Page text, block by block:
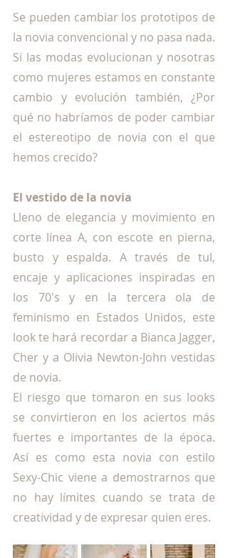
Se pueden cambiar los prototipos de
la novia convencional y no pasa nada.
Si las modas evolucionan y nosotras
como mujeres estamos en constante
cambio y evolución también, ¿Por
qué no habríamos de poder cambiar
el estereotipo de novia con el que
hemos crecido?
El vestido de la novia
Lleno de elegancia y movimiento en
corte línea A, con escote en pierna,
busto y espalda. A través de tul,
encaje y aplicaciones inspiradas en
los 70's y en la tercera ola de
feminismo en Estados Unidos, este
look te hará recordar a Bianca Jagger,
Cher y a Olivia Newton-John vestidas
de novia.
El riesgo que tomaron en sus looks
se convirtieron en los aciertos más
fuertes e importantes de la época.
Así es como esta novia con estilo
Sexy-Chic viene a demostrarnos que
no hay límites cuando se trata de
creatividad y de expresar quien eres.